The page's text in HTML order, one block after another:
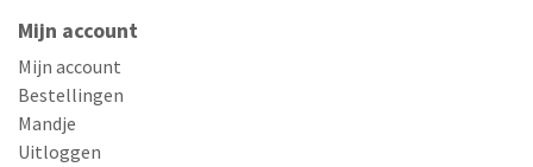
Mijn account
Mijn account
Bestellingen
Mandje
Uitloggen